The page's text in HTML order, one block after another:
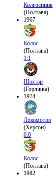
Колгоспник
(Полтава)
1967
Колос
(Полтава)
1:1
Шахтар
(Горлівка)
1974
Локомотив
(Херсон)
0:0
Колос
(Полтава)
1982